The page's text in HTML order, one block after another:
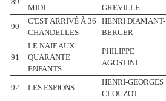
MIDI
GREVILLE
90
C'EST ARRIVÉ À 36
CHANDELLES
HENRI DIAMANT-
BERGER
91
LE NAÏF AUX
QUARANTE
ENFANTS
PHILIPPE
AGOSTINI
92 LES ESPIONS
HENRI-GEORGES
CLOUZOT